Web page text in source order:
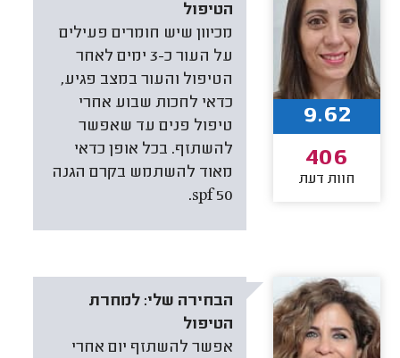
הטיפול
מכיוון שיש חומרים פעילים
על העור כ-3 ימים לאחר
הטיפול והעור במצב פגיע,
כדאי לחכות שבוע אחרי
טיפול פנים עד שאפשר
להשתזף. בכל אופן כדאי
מאוד להשתמש בקרם הגנה
50 spf.
9.62
406
חוות דעת
הבחירה שלי: למחרת
הטיפול
אפשר להשתזף יום אחרי